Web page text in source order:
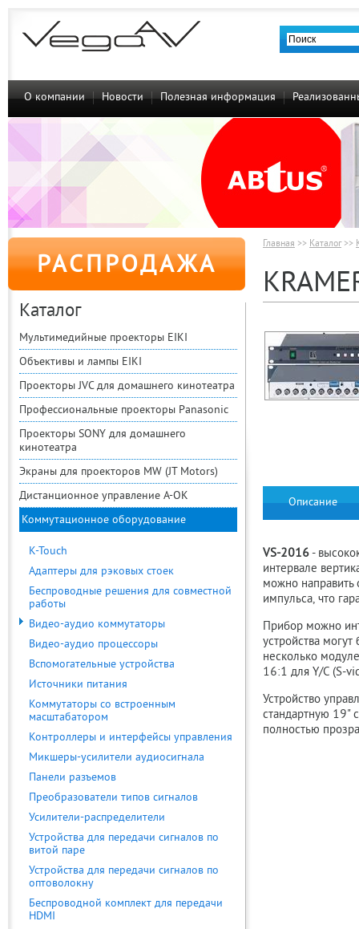
О компании Новости Полезная информация
РАСПРОДАЖА
Каталог
Мультимедийные проекторы EIKI
Объективы и лампы EIKI
Проекторы JVC для домашнего кинотеатра
Профессиональные проекторы Panasonic
Проекторы SONY для домашнего
кинотеатра
Экраны для проекторов MW (JT Motors)
Дистанционное управление A-OK
Коммутационное оборудование
K-Touch
Адаптеры для рэковых стоек
Беспроводные решения для совместной
работы
Видео-аудио коммутаторы
Видео-аудио процессоры
Вспомогательные устройства
Источники питания
Коммутаторы со встроенным
масштабатором
Контроллеры и интерфейсы управления
Микшеры-усилители аудиосигнала
Панели разъемов
Преобразователи типов сигналов
Усилители-распределители
Устройства для передачи сигналов по
витой паре
Устройства для передачи сигналов по
оптоволокну
Беспроводной комплект для передачи
HDMI
Главная >> Каталог>>
Описание
VS-2016 -
интервале
можно направить
импульса, что
Прибор можно
устройства
несколько
16:1 для Y/C (S-
Устройство
стандартную 19"
полностью